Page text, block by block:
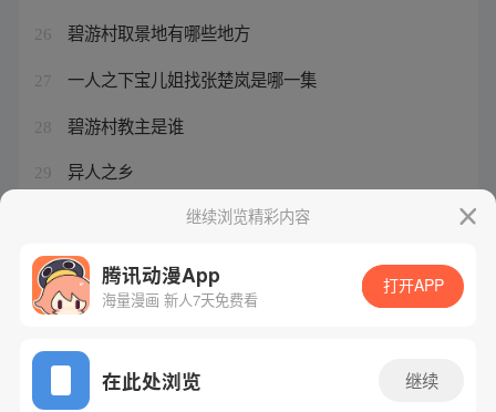
26 碧游村取景地有哪些地方
27 一人之下宝儿姐找张楚岚是哪一集
28 碧游村教主是谁
29 异人之乡
宝儿姐结局失忆是哪一集继续浏览精彩内容
腾讯动漫App
海量漫画 新人7天免费看
打开APP
在此处浏览 继续
网站备案/许可证号：粤B2-20090059-5
Copyright©1998 - 2026 Tencent. All Rights Reserved